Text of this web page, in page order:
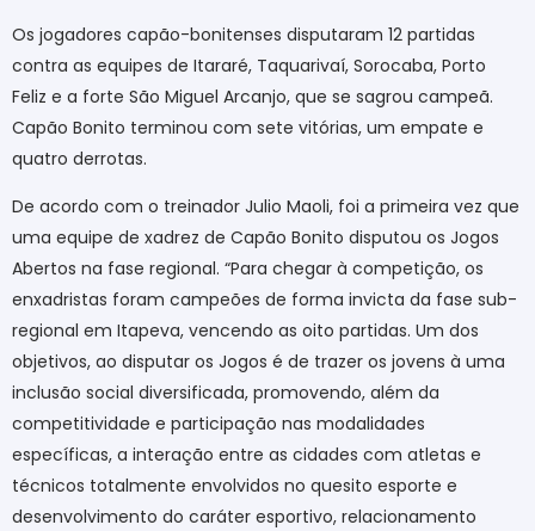
Os jogadores capão-bonitenses disputaram 12 partidas
contra as equipes de Itararé, Taquarivaí, Sorocaba, Porto
Feliz e a forte São Miguel Arcanjo, que se sagrou campeã.
Capão Bonito terminou com sete vitórias, um empate e
quatro derrotas.
De acordo com o treinador Julio Maoli, foi a primeira vez que
uma equipe de xadrez de Capão Bonito disputou os Jogos
Abertos na fase regional. “Para chegar à competição, os
enxadristas foram campeões de forma invicta da fase sub-
regional em Itapeva, vencendo as oito partidas. Um dos
objetivos, ao disputar os Jogos é de trazer os jovens à uma
inclusão social diversificada, promovendo, além da
competitividade e participação nas modalidades
específicas, a interação entre as cidades com atletas e
técnicos totalmente envolvidos no quesito esporte e
desenvolvimento do caráter esportivo, relacionamento